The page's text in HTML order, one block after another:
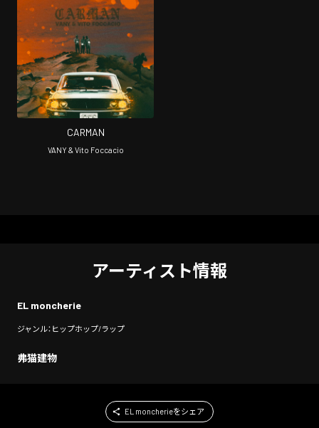
CARMAN
VANY & Vito Foccacio
アーティスト情報
EL moncherie
ジャンル：ヒップホップ/ラップ
弗猫建物
EL moncherieをシェア